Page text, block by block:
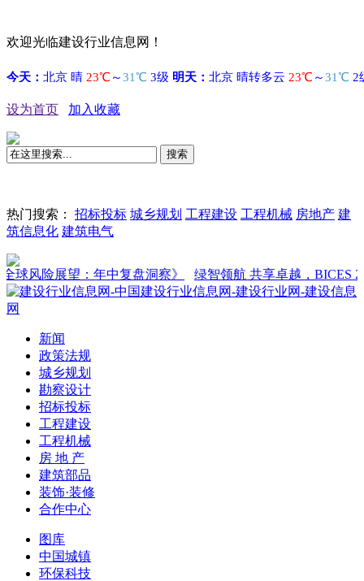
欢迎光临建设行业信息网！
设为首页 加入收藏
搜索
热门搜索： 招标投标 城乡规划 工程建设 工程机械 房地产 建
筑信息化 建筑电气
：年中复盘洞察》 绿智领航 共享卓越，BICES 2027新闻发
新闻
政策法规
城乡规划
勘察设计
招标投标
工程建设
工程机械
房 地 产
建筑部品
装饰·装修
合作中心
图库
中国城镇
环保科技